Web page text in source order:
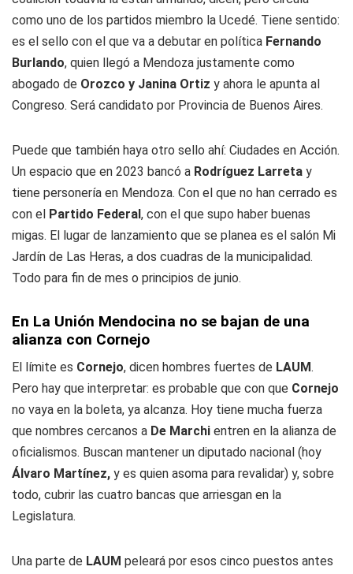
como uno de los partidos miembro la Ucedé. Tiene sentido:
es el sello con el que va a debutar en política Fernando
Burlando, quien llegó a Mendoza justamente como
abogado de Orozco y Janina Ortiz y ahora le apunta al
Congreso. Será candidato por Provincia de Buenos Aires.
Puede que también haya otro sello ahí: Ciudades en Acción.
Un espacio que en 2023 bancó a Rodríguez Larreta y
tiene personería en Mendoza. Con el que no han cerrado es
con el Partido Federal, con el que supo haber buenas
migas. El lugar de lanzamiento que se planea es el salón Mi
Jardín de Las Heras, a dos cuadras de la municipalidad.
Todo para fin de mes o principios de junio.
En La Unión Mendocina no se bajan de una
alianza con Cornejo
El límite es Cornejo, dicen hombres fuertes de LAUM.
Pero hay que interpretar: es probable que con que Cornejo
no vaya en la boleta, ya alcanza. Hoy tiene mucha fuerza
que nombres cercanos a De Marchi entren en la alianza de
oficialismos. Buscan mantener un diputado nacional (hoy
Álvaro Martínez, y es quien asoma para revalidar) y, sobre
todo, cubrir las cuatro bancas que arriesgan en la
Legislatura.
Una parte de LAUM peleará por esos cinco puestos antes